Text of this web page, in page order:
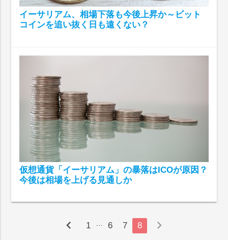
イーサリアム、相場下落も今後上昇か～ビット
コインを追い抜く日も遠くない？
仮想通貨「イーサリアム」の暴落はICOが原因？
今後は相場を上げる見通しか
chevron_left 1 6 7 8 chevron_right